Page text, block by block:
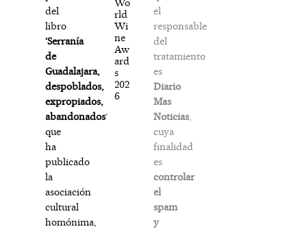
del
libro
‘Serranía
de
Guadalajara,
despoblados,
expropiados,
abandonados‘
que
ha
publicado
la
asociación
cultural
homónima,
Wo
rld
Wi
ne
Aw
ard
s
202
6
el
responsable
del
tratamiento
es
Diario
Mas
Noticias,
cuya
finalidad
es
controlar
el
spam
y